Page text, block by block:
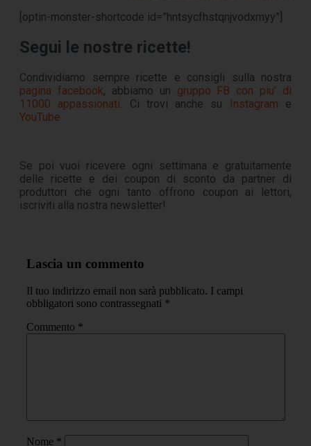
[optin-monster-shortcode id=”hntsycfhstqnjvodxmyy”]
Segui le nostre ricette!
Condividiamo sempre ricette e consigli sulla nostra
pagina facebook, abbiamo un gruppo FB con piu’ di
11000 appassionati . Ci trovi anche su Instagram e
YouTube
Se poi vuoi ricevere ogni settimana e gratuitamente
delle ricette e dei coupon di sconto da partner di
produttori che ogni tanto offrono coupon ai lettori,
iscriviti alla nostra newsletter!
Lascia un commento
Il tuo indirizzo email non sarà pubblicato. I campi
obbligatori sono contrassegnati *
Commento *
Nome *